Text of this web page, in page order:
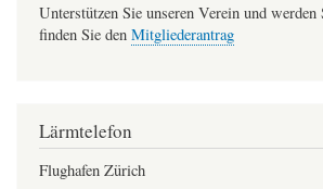
Unterstützen Sie unseren Verein und
finden Sie den Mitgliederantrag
Lärmtelefon
Flughafen Zürich